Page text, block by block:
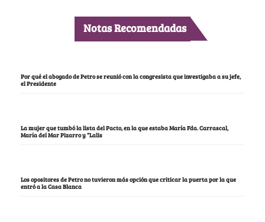
Notas Recomendadas
Por qué el abogado de Petro se reunió con la congresista que investigaba a su jefe,
el Presidente
La mujer que tumbó la lista del Pacto, en la que estaba María Fda. Carrascal,
María del Mar Pizarro y “Lalis
Los opositores de Petro no tuvieron más opción que criticar la puerta por la que
entró a la Casa Blanca